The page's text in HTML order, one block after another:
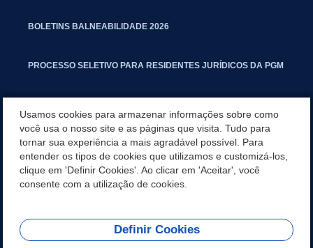
BOLETINS BALNEABILIDADE 2026
PROCESSO SELETIVO PARA RESIDENTES JURÍDICOS DA PGM
MANUAL DE PROCEDIMENTOS IMOBILIÁRIOS SEINFRA
TURMINHA DO LAGO
REDES SOCIAIS
Usamos cookies para armazenar informações sobre como
você usa o nosso site e as páginas que visita. Tudo para
tornar sua experiência a mais agradável possível. Para
entender os tipos de cookies que utilizamos e customizá-los,
clique em 'Definir Cookies'. Ao clicar em 'Aceitar', você
consente com a utilização de cookies.
Definir Cookies